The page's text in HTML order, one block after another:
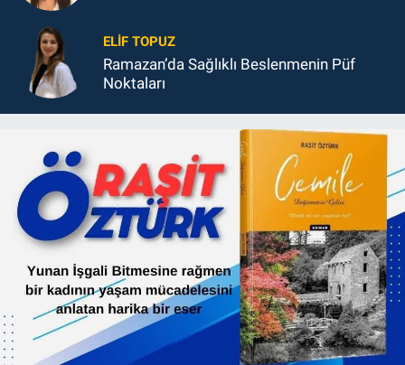
ELIF TOPUZ
Ramazan’da Sağlıklı Beslenmenin Püf
Noktaları